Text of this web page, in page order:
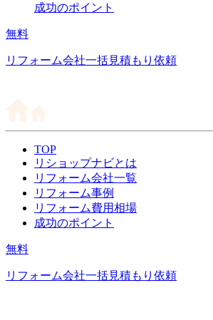
成功のポイント
無料
リフォーム会社一括見積もり依頼
TOP
リショップナビとは
リフォーム会社一覧
リフォーム事例
リフォーム費用相場
成功のポイント
無料
リフォーム会社一括見積もり依頼